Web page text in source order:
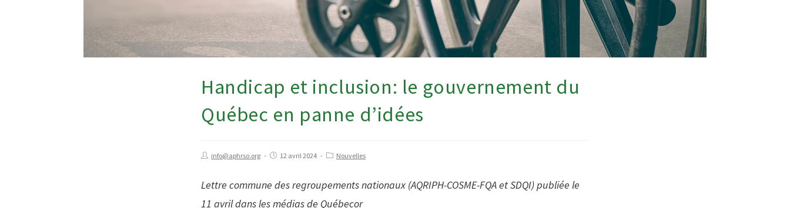
Handicap et inclusion: le gouvernement du
Québec en panne d’idées
info@aphrso.org 12 avril 2024 Nouvelles
Lettre commune des regroupements nationaux (AQRIPH-COSME-FQA et SDQI) publiée le
11 avril dans les médias de Québecor